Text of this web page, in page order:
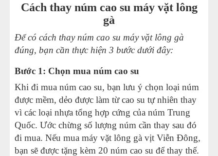
Cách thay núm cao su máy vặt lông
gà
Để có cách thay núm cao su máy vặt lông gà
đúng, bạn cần thực hiện 3 bước dưới đây:
Bước 1: Chọn mua núm cao su
Khi đi mua núm cao su, bạn lưu ý chọn loại núm
được mềm, dẻo được làm từ cao su tự nhiên thay
vì các loại nhựa tổng hợp cứng của núm Trung
Quốc. Ước chừng số lượng núm cần thay sau đó
đi mua. Nếu mua máy vặt lông gà vịt Viễn Đông,
bạn sẽ được tặng kèm 20 núm cao su để thay thế.